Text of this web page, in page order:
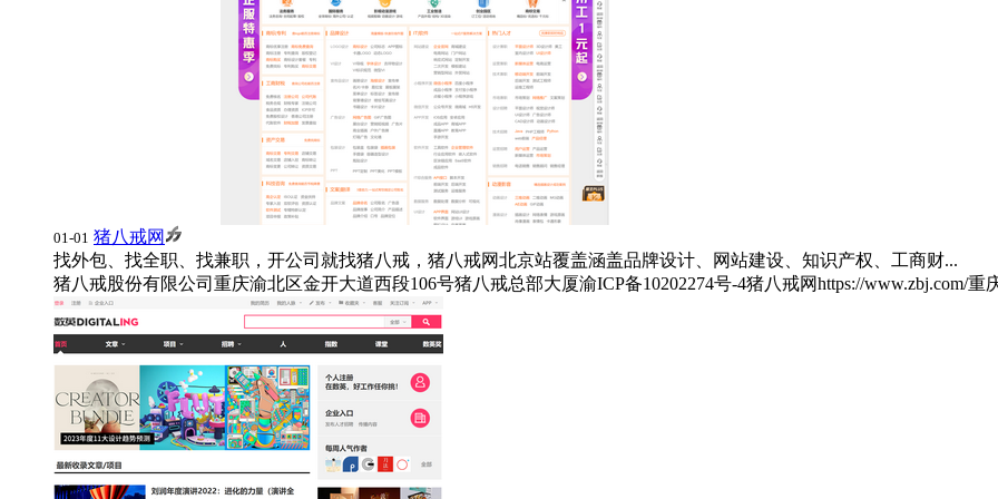
01-01 猪八戒网
找外包、找全职、找兼职，开公司就找猪八戒，猪八戒网北京站覆盖涵盖品牌设计、网站建设、知识产权、工商财...
猪八戒股份有限公司 重庆渝北区金开大道西段106号猪八戒总部大厦渝ICP备10202274号-4猪八戒网https://www.zbj.com/重